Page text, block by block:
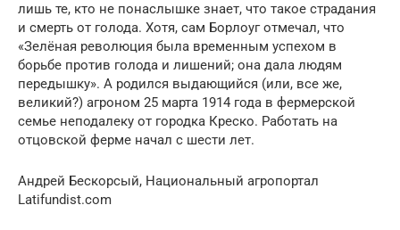
лишь те, кто не понаслышке знает, что такое страдания
и смерть от голода. Хотя, сам Борлоуг отмечал, что
«Зелёная революция была временным успехом в
борьбе против голода и лишений; она дала людям
передышку». А родился выдающийся (или, все же,
великий?) агроном 25 марта 1914 года в фермерской
семье неподалеку от городка Креско. Работать на
отцовской ферме начал с шести лет.
Андрей Бескорсый, Национальный агропортал
Latifundist.com